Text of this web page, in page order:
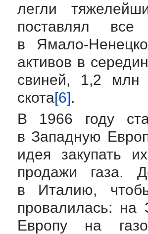
легли
поставлял
в Ямало-
активов в
свиней, 1,2 млн
скота[6].
В 1966 году
в Западную
идея закупать
продажи газа.
в Италию,
провалилась: на
Европу на